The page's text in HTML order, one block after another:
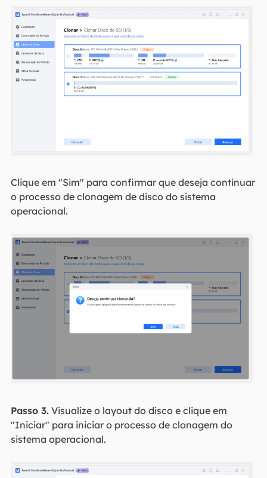
Clique em "Sim" para confirmar que deseja continuar
o processo de clonagem de disco do sistema
operacional.
Passo 3.Visualize o layout do disco e clique em
"Iniciar" para iniciar o processo de clonagem do
sistema operacional.